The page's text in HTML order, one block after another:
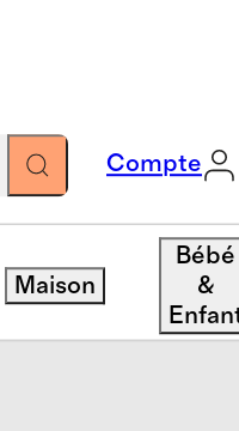
Compte
Maison
Bébé
&